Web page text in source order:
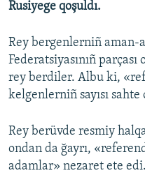
Rusiyege qoşuldı.
Rey bergenlerniñ aman-
Federatsiyasınıñ
rey berdiler. Albu ki,
kelgenlerniñ sayısı sahte
Rey berüvde resmiy
ondan da ğayrı,
adamlar» nezaret ete edi.